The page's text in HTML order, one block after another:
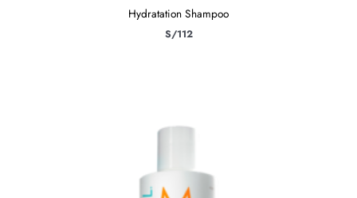
Hydratation Shampoo
S/112